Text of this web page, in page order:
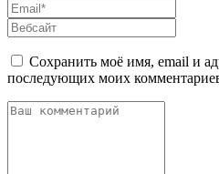
Сохранить моё имя, email и
последующих моих